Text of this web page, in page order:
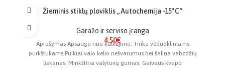
Žieminis stiklų ploviklis „Autochemija -15°C“
Garažo ir serviso įranga
4.50€
Aprašymas Apsaugo nuo kalkėjimo. Tinka vėduokliniams
purkštukams Puikiai valo kelio nešvarumus bei šalina vabzdžių
liekanas. Minkština valytuvų gumas. Gaivaus kvapo